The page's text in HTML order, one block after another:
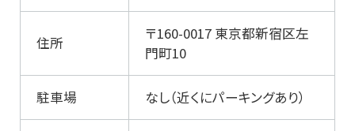
住所
〒160-0017 東京都新宿区左
門町10
駐車場 なし（近くにパーキングあり）